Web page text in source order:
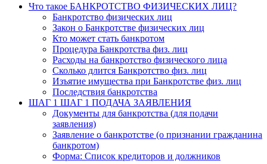
Что такое БАНКРОТСТВО ФИЗИЧЕСКИХ ЛИЦ?
Банкротство физических лиц
Закон о Банкротстве физических лиц
Кто может стать банкротом
Процедура Банкротства физ. лиц
Расходы на банкротство физического лица
Сколько длится Банкротство физ. лиц
Изъятие имущества при Банкротстве физ. лиц
Последствия банкротства
ШАГ 1 ШАГ 1 ПОДАЧА ЗАЯВЛЕНИЯ
Документы для банкротства (для подачи
заявления)
Заявление о банкротстве (о признании гражданина
банкротом)
Форма: Список кредиторов и должников